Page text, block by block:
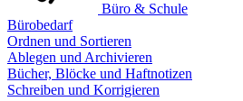
Büro & Schule
Bürobedarf
Ordnen und Sortieren
Ablegen und Archivieren
Bücher, Blöcke und Haftnotizen
Schreiben und Korrigieren